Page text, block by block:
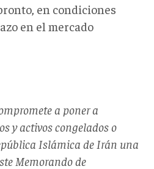
en condiciones
en el mercado
a poner a
y activos congelados o
Islámica de Irán una
Memorando de